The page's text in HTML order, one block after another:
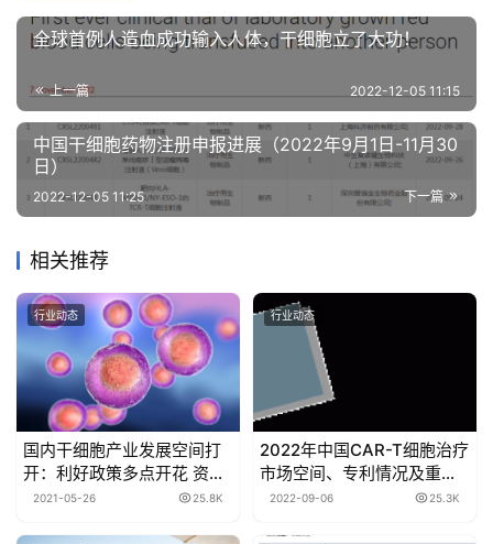
全球首例人造血成功输入人体，干细胞立了大功！
上一篇 2022-12-05 11:15
中国干细胞药物注册申报进展（2022年9月1日-11月30
日）
下一篇
2022-12-05 11:25
相关推荐
行业动态
国内干细胞产业发展空间打
开：利好政策多点开花 资本
押注产业上游
2021-05-26 25.8K
行业动态
2022年中国CAR-T细胞治疗
市场空间、专利情况及重点
企业分析
2022-09-06 25.3K